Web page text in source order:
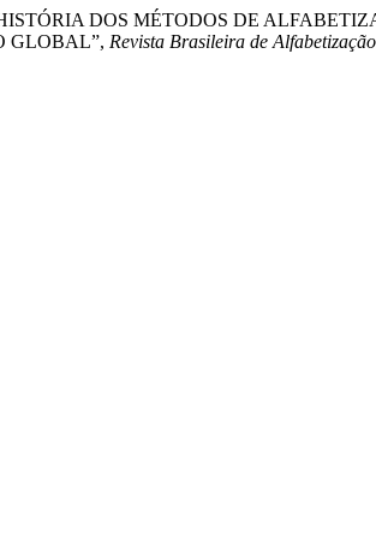
DOS MÉTODOS DE
GLOBAL”, Revista Brasileira de Alfabetização